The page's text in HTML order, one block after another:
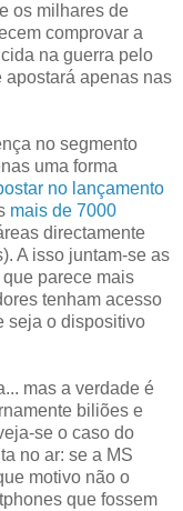
os milhares de
comprovar a
na guerra pelo
apenas nas
no segmento
uma forma
no lançamento
mais de 7000
directamente
A isso juntam-se as
parece mais
tenham acesso
seja o dispositivo
mas a verdade é
biliões e
se o caso do
no ar: se a MS
motivo não o
que fossem